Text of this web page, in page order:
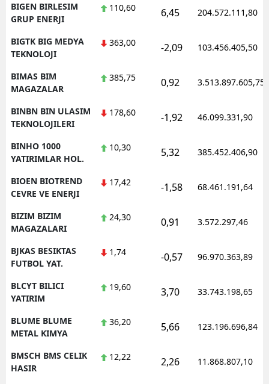
BIGEN BIRLESIM
GRUP ENERJI
110,60 6,45 204.572.111,80
BIGTK BIG MEDYA
TEKNOLOJI
363,00 -2,09 103.456.405,50
BIMAS BIM
MAGAZALAR
385,75 0,92 3.513.897.605,75
BINBN BIN ULASIM
TEKNOLOJILERI
178,60 -1,92 46.099.331,90
BINHO 1000
YATIRIMLAR HOL.
10,30 5,32 385.452.406,90
BIOEN BIOTREND
CEVRE VE ENERJI
17,42 -1,58 68.461.191,64
BIZIM BIZIM
MAGAZALARI
24,30 0,91 3.572.297,46
BJKAS BESIKTAS
FUTBOL YAT.
1,74 -0,57 96.970.363,89
BLCYT BILICI
YATIRIM
19,60 3,70 33.743.198,65
BLUME BLUME
METAL KIMYA
36,20 5,66 123.196.696,84
BMSCH BMS CELIK
HASIR
12,22 2,26 11.868.807,10